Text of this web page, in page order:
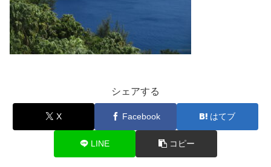
シェアする
X Facebook はてブ
LINE コピー